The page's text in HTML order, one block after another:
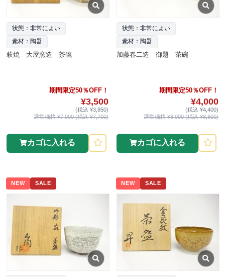
状態：非常によい
素材：陶器
萩焼 大屋窯造 茶碗
期間限定50％OFF！
¥3,500
(税込 ¥3,850)
通常価格 ¥7,000 (税込 ¥7,700)
カゴに入れる
状態：非常によい
素材：陶器
加藤春二造 御題 茶碗
期間限定50％OFF！
¥4,000
(税込 ¥4,400)
通常価格 ¥8,000 (税込 ¥8,800)
カゴに入れる
NEW SALE NEW SALE